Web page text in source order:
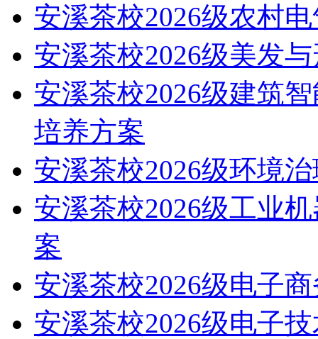
安溪茶校2026级农村
安溪茶校2026级美发
安溪茶校2026级建筑
培养方案
安溪茶校2026级环境
安溪茶校2026级工业
案
安溪茶校2026级电子
安溪茶校2026级电子